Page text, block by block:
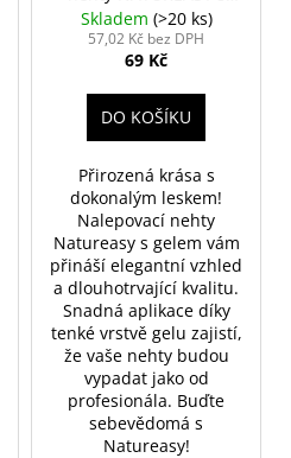
gelem č. 13
Skladem (>20 ks)
57,02 Kč bez DPH
69 Kč
DO KOŠÍKU
Přirozená krása s
dokonalým leskem!
Nalepovací nehty
Natureasy s gelem vám
přináší elegantní vzhled
a dlouhotrvající kvalitu.
Snadná aplikace díky
tenké vrstvě gelu zajistí,
že vaše nehty budou
vypadat jako od
profesionála. Buďte
sebevědomá s
Natureasy!